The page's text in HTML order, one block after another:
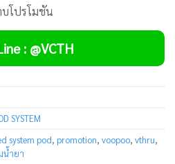
โปรโมชัน
: @VCTH
SYSTEM
system pod, promotion, voopoo, vthru,
น้ำยา